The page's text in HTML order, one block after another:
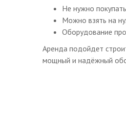
Не нужно
Можно взять на
Оборудование
Аренда подойдет
мощный и надёжный